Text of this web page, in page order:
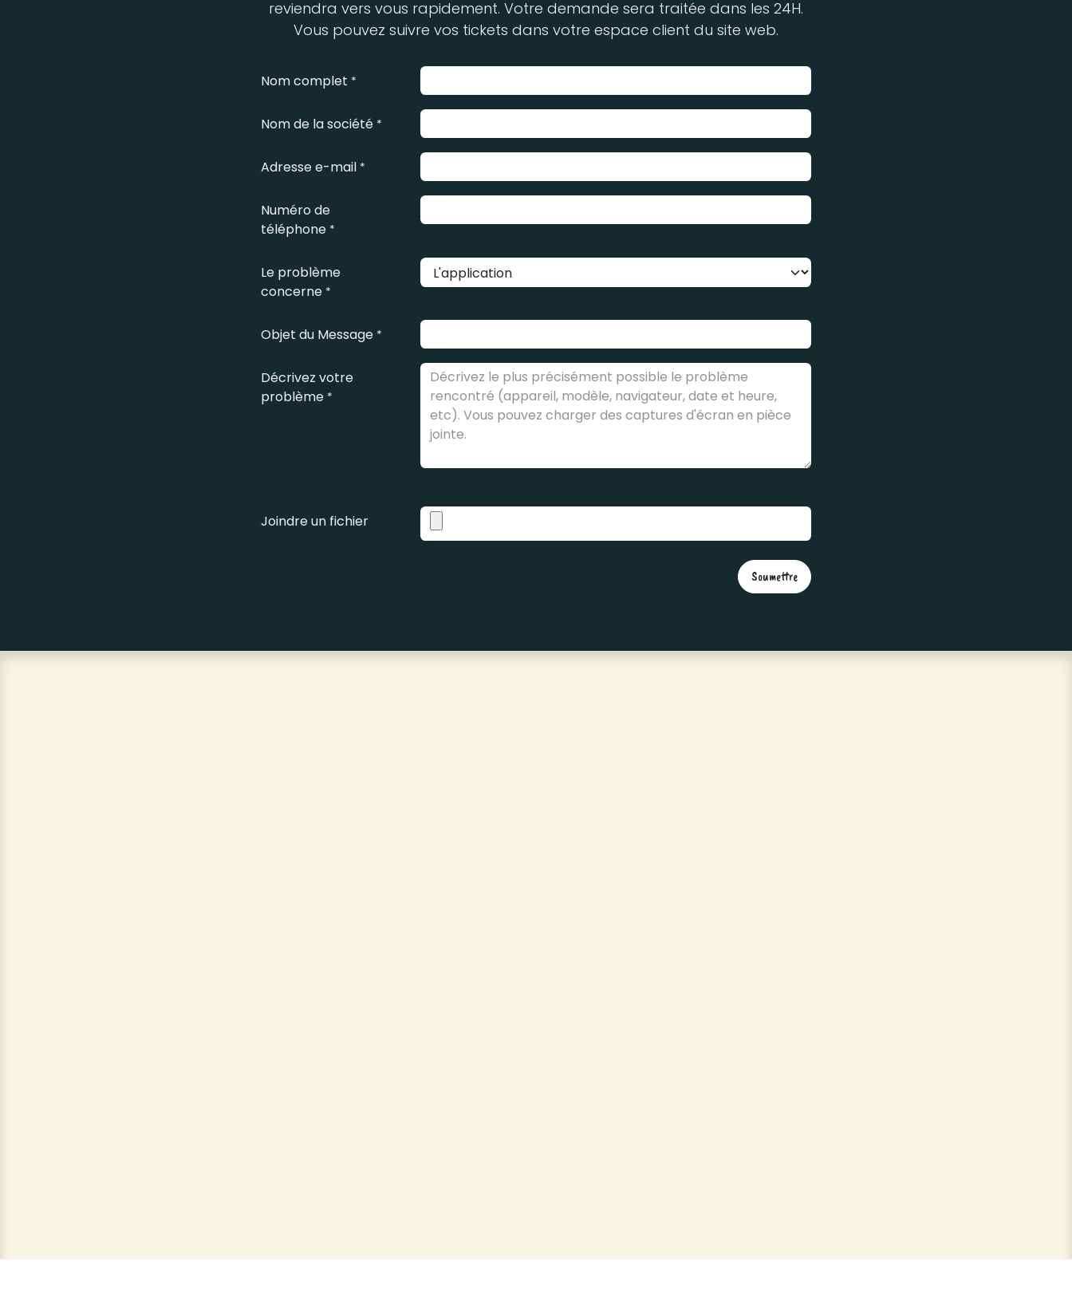
reviendra vers vous rapidement. Votre demande sera traitée dans les 24H.
Vous pouvez suivre vos tickets dans votre espace client du site web.
Nom complet *
Nom de la société *
Adresse e-mail *
Numéro de
téléphone *
Le problème
concerne *
Objet du Message *
Décrivez votre
problème *
Joindre un fichier
Soumettre